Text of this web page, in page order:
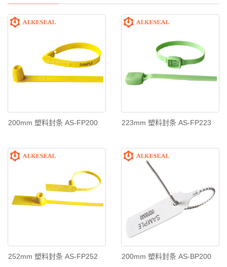
200mm 塑料封条 AS-FP200 223mm 塑料封条 AS-FP223
252mm 塑料封条 AS-FP252 200mm 塑料封条 AS-BP200